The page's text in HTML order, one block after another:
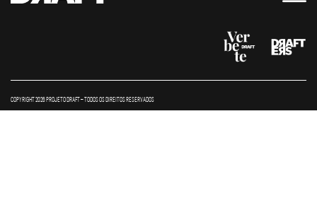
COPYRIGHT 2026 PROJETO DRAFT – TODOS OS DIREITOS RESERVADOS